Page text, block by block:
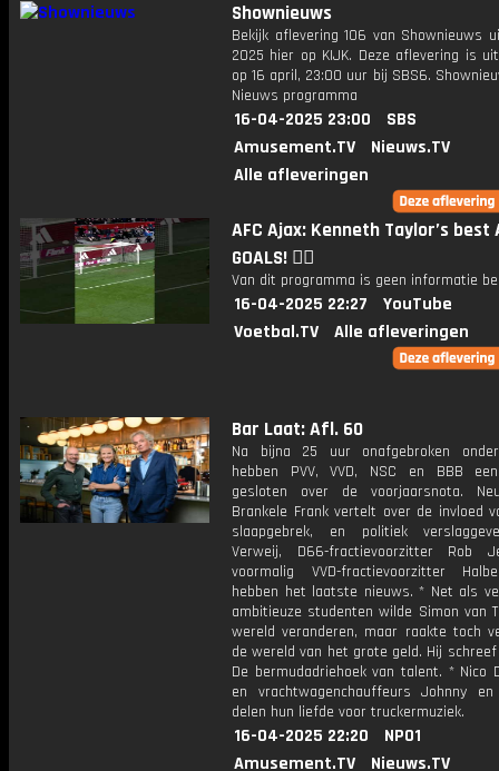
Shownieuws
Bekijk aflevering 106 van Shownieuws
2025 hier op KIJK. Deze aflevering is
op 16 april, 23:00 uur bij SBS6.
Nieuws programma
16-04-2025 23:00
SBS
Amusement.TV
Nieuws.TV
Alle afleveringen
AFC Ajax: Kenneth Taylor’s best
GOALS! ❤️‍🔥
Van dit programma is geen informatie
16-04-2025 22:27
YouTube
Voetbal.TV
Alle afleveringen
Bar Laat: Afl. 60
Na bijna 25 uur onafgebroken
hebben PVV, VVD, NSC en BBB
gesloten over de voorjaarsnota.
Brankele Frank vertelt over de invloed
slaapgebrek, en politiek
Verweij, D66-fractievoorzitter Rob
voormalig VVD-fractievoorzitter
hebben het laatste nieuws. * Net als
ambitieuze studenten wilde Simon van
wereld veranderen, maar raakte toch
de wereld van het grote geld. Hij
De bermudadriehoek van talent. * Nico
en vrachtwagenchauffeurs Johnny en
delen hun liefde voor truckermuziek.
16-04-2025 22:20
NPO1
Amusement.TV
Nieuws.TV